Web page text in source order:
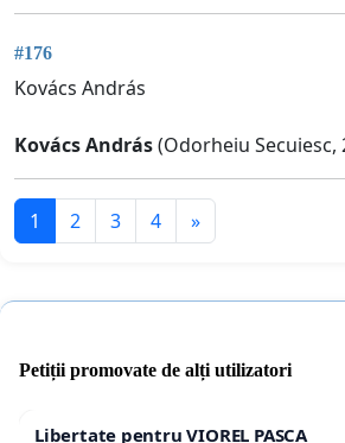
#176
Kovács András
Kovács András(Odorheiu Secuiesc,
1 2 3 4 »
Petiții promovate de alți utilizatori
Libertate pentru VIOREL PAȘCA